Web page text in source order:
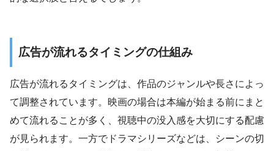
広告が流れるタイミングの仕組み
広告が流れるタイミングは、作品のジャンルや長さによっ
て調整されています。映画の場合は本編が始まる前にまと
めて流れることが多く、視聴中の没入感を大切にする配慮
が見られます。一方でドラマシリーズなどは、シーンの切